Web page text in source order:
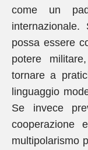
come un
possa essere
potere
tornare a
linguaggio
Se invece
cooperazione
multipolarismo